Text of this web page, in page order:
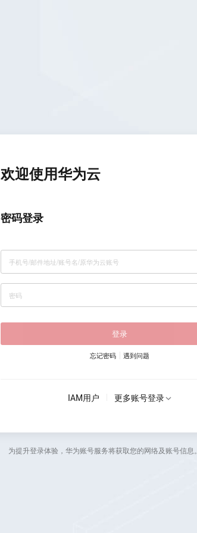
欢迎使用华为云
密码登录
登录
忘记密码 遇到问题
IAM用户 更多账号登录
为提升登录体验，华为账号服务将获取您的网络及账号信息。